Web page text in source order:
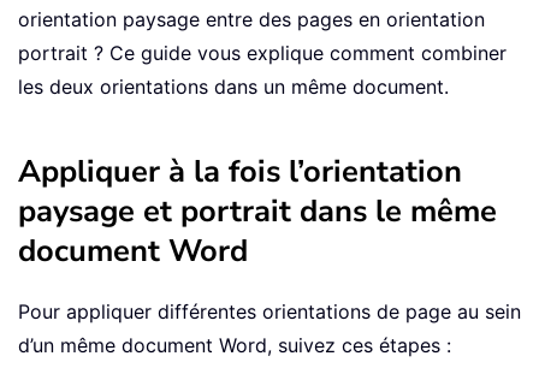
orientation paysage entre des pages en orientation
portrait ? Ce guide vous explique comment combiner
les deux orientations dans un même document.
Appliquer à la fois l’orientation
paysage et portrait dans le même
document Word
Pour appliquer différentes orientations de page au sein
d’un même document Word, suivez ces étapes :